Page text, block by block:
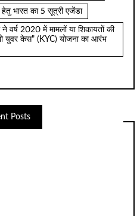
भारत का 5 सूत्री एजेंडा
वर्ष 2020 में मामलों या शिकायतों की
युवर केस" (KYC) योजना का आरंभ
Posts